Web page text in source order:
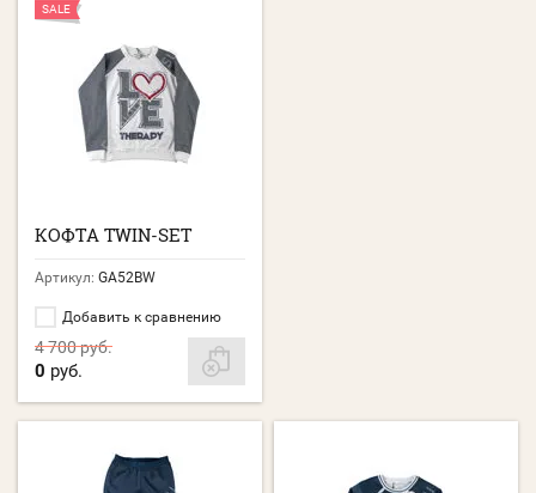
SALE
КОФТА TWIN-SET
Артикул: GA52BW
Добавить к сравнению
4 700руб.
0 руб.